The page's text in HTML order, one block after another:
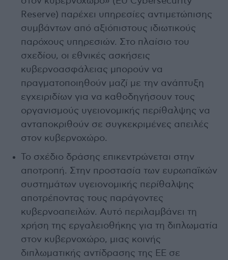
Reserve) παρέχει υπηρεσίες αντιμετώπισης
συμβάντων από αξιόπιστους ιδιωτικούς
παρόχους υπηρεσιών. Στο πλαίσιο του
σχεδίου, οι εθνικές ασκήσεις
κυβερνοασφάλειας μπορούν να
πραγματοποιηθούν μαζί με την ανάπτυξη
εγχειριδίων για να καθοδηγήσουν τους
οργανισμούς υγειονομικής περίθαλψης να
ανταποκριθούν σε συγκεκριμένες απειλές
στον κυβερνοχώρο.
Το σχέδιο δράσης επικεντρώνεται στην
αποτροπή. Στην προστασία των ευρωπαϊκών
συστημάτων υγειονομικής περίθαλψης
αποτρέποντας τους παράγοντες
κυβερνοαπειλών. Αυτό περιλαμβάνει τη
χρήση της εργαλειοθήκης για τη διπλωματία
στον κυβερνοχώρο, μιας κοινής
διπλωματικής αντίδρασης της ΕΕ σε